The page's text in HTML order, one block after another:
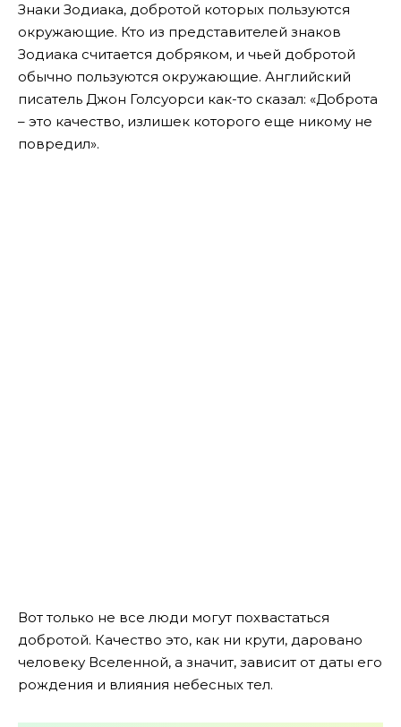
Знаки Зодиака, добротой которых пользуются
окружающие. Кто из представителей знаков
Зодиака считается добряком, и чьей добротой
обычно пользуются окружающие. Английский
писатель Джон Голсуорси как-то сказал: «Доброта
– это качество, излишек которого еще никому не
повредил».
Вот только не все люди могут похвастаться
добротой. Качество это, как ни крути, даровано
человеку Вселенной, а значит, зависит от даты его
рождения и влияния небесных тел.